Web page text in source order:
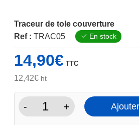
Traceur de tole couverture
Ref : TRAC05 En stock
14,90€ TTC
12,42€ht
-
quantité
+